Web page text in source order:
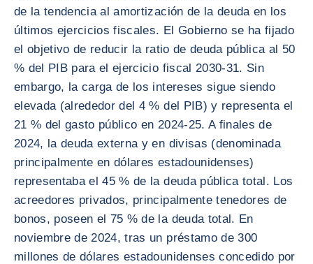
de la tendencia al amortización de la deuda en los
últimos ejercicios fiscales. El Gobierno se ha fijado
el objetivo de reducir la ratio de deuda pública al 50
% del PIB para el ejercicio fiscal 2030-31. Sin
embargo, la carga de los intereses sigue siendo
elevada (alrededor del 4 % del PIB) y representa el
21 % del gasto público en 2024-25. A finales de
2024, la deuda externa y en divisas (denominada
principalmente en dólares estadounidenses)
representaba el 45 % de la deuda pública total. Los
acreedores privados, principalmente tenedores de
bonos, poseen el 75 % de la deuda total. En
noviembre de 2024, tras un préstamo de 300
millones de dólares estadounidenses concedido por